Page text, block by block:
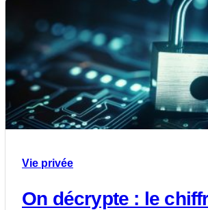
Vie privée
On décrypte : le